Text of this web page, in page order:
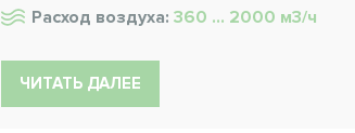
Расход воздуха: 360 ... 2000 м3/ч
ЧИТАТЬ ДАЛЕЕ